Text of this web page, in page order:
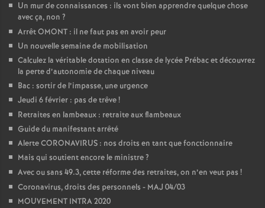
Un mur de connaissances : ils vont bien apprendre quelque chose
avec ça, non ?
Arrêt OMONT : il ne faut pas en avoir peur
Un nouvelle semaine de mobilisation
Calculez la véritable dotation en classe de lycée Prébac et découvrez
la perte d’autonomie de chaque niveau
Bac : sortir de l’impasse, une urgence
Jeudi 6 février : pas de trêve!
Retraites en lambeaux : retraite aux flambeaux
Guide du manifestant arrêté
Alerte CORONAVIRUS : nos droits en tant que fonctionnaire
Mais qui soutient encore le ministre?
Avec ou sans 49.3, cette réforme des retraites, on n’en veut pas !
Coronavirus, droits des personnels - MAJ 04/03
MOUVEMENT INTRA 2020